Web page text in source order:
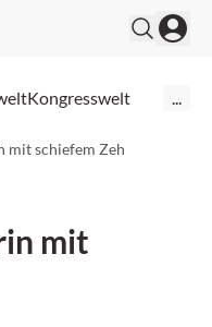
Kongresswelt
mit schiefem Zeh
mit